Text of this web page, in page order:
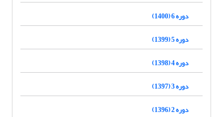
دوره 6 (1400)
دوره 5 (1399)
دوره 4 (1398)
دوره 3 (1397)
دوره 2 (1396)